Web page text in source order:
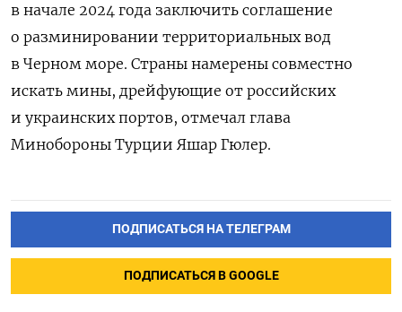
в начале 2024 года заключить соглашение
о разминировании территориальных вод
в Черном море. Страны намерены совместно
искать мины, дрейфующие от российских
и украинских портов, отмечал глава
Минобороны Турции Яшар Гюлер.
ПОДПИСАТЬСЯ НА ТЕЛЕГРАМ
ПОДПИСАТЬСЯ В GOOGLE